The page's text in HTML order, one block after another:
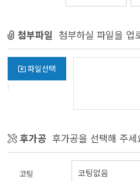
첨부파일 첨부하실 파일을 업
파일선택
후가공 후가공을 선택해 주세
코팅